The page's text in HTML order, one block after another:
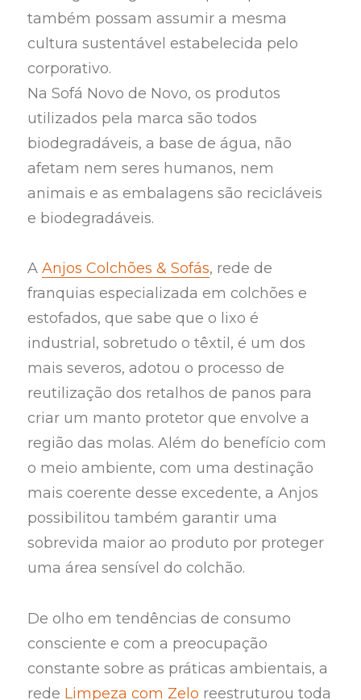
também possam assumir a mesma
cultura sustentável estabelecida pelo
corporativo.
Na Sofá Novo de Novo, os produtos
utilizados pela marca são todos
biodegradáveis, a base de água, não
afetam nem seres humanos, nem
animais e as embalagens são recicláveis
e biodegradáveis.
AAnjos Colchões & Sofás, rede de
franquias especializada em colchões e
estofados, que sabe que o lixo é
industrial, sobretudo o têxtil, é um dos
mais severos, adotou o processo de
reutilização dos retalhos de panos para
criar um manto protetor que envolve a
região das molas. Além do benefício com
o meio ambiente, com uma destinação
mais coerente desse excedente, a Anjos
possibilitou também garantir uma
sobrevida maior ao produto por proteger
uma área sensível do colchão.
De olho em tendências de consumo
consciente e com a preocupação
constante sobre as práticas ambientais, a
rede Limpeza com Zelo reestruturou toda